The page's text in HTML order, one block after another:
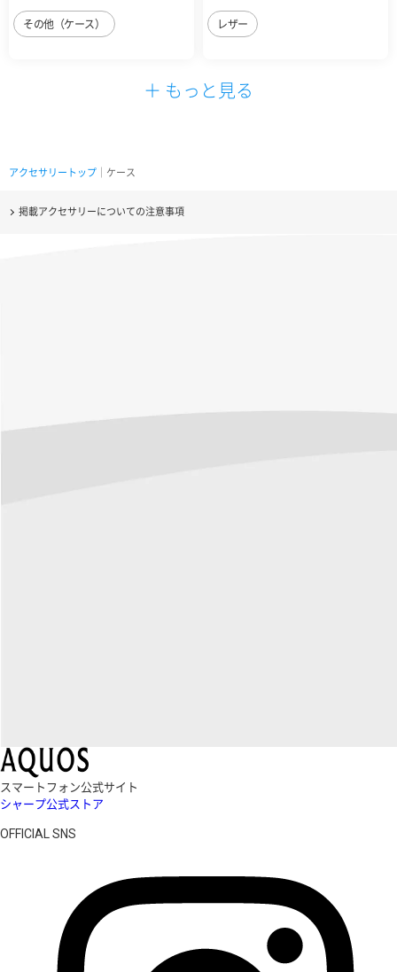
その他（ケース） レザー
＋ もっと見る
アクセサリートップ ｜ケース
掲載アクセサリーについての注意事項
スマートフォン公式サイト
シャープ公式ストア
OFFICIAL SNS